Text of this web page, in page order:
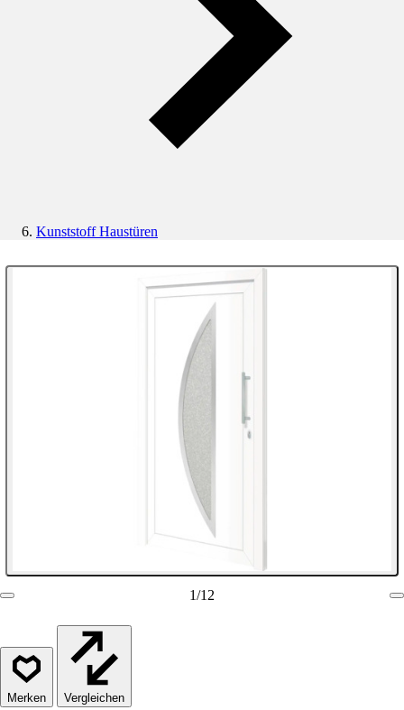
Kunststoff Haustüren
1/12
Vergleichen